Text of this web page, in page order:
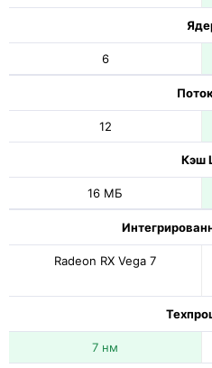
6
12
Кэш
16 МБ
Radeon RX Vega 7
7 нм